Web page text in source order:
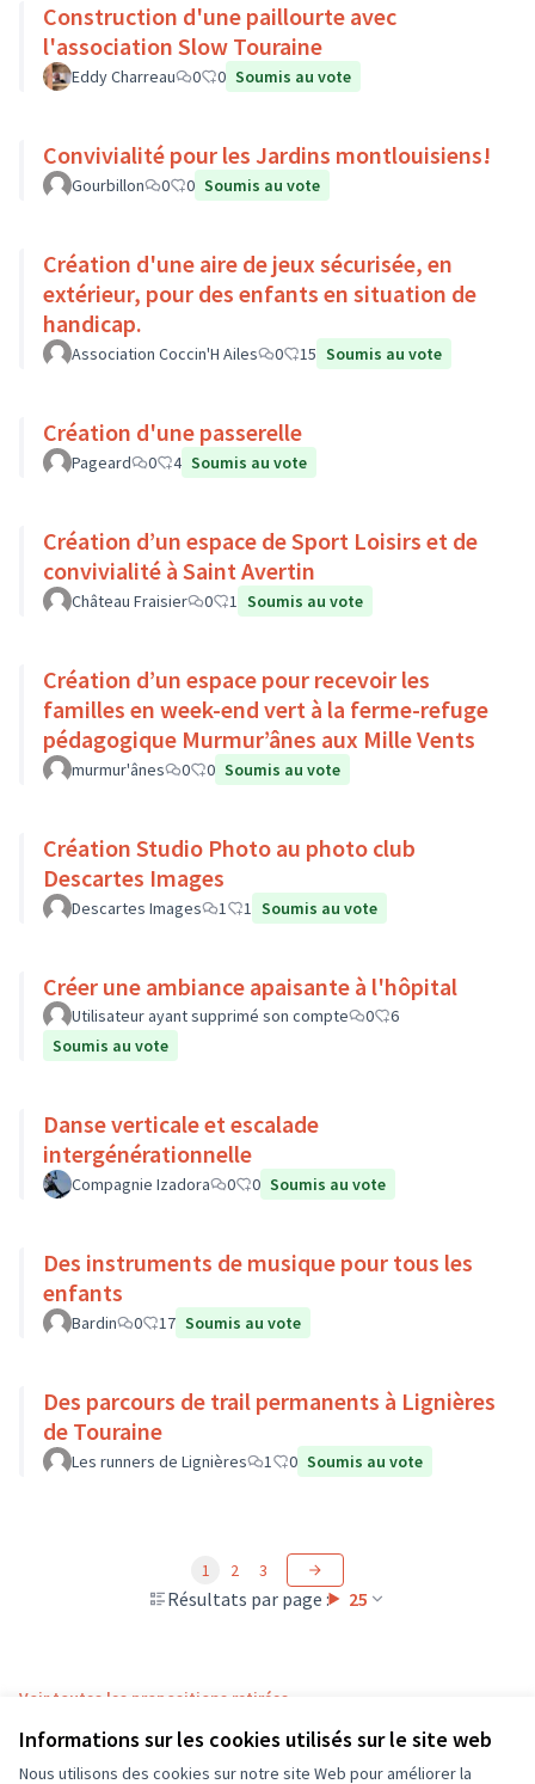
Informations sur les cookies utilisés sur le site web
Nous utilisons des cookies sur notre site Web pour améliorer la
Construction d'une paillourte avec
l'association Slow Touraine
Eddy Charreau 0 0 Soumis au vote
Convivialité pour les Jardins montlouisiens!
Gourbillon 0 0 Soumis au vote
Création d'une aire de jeux sécurisée, en
extérieur, pour des enfants en situation de
handicap.
Association Coccin'H Ailes 0 15 Soumis au vote
Création d'une passerelle
Pageard 0 4 Soumis au vote
Création d’un espace de Sport Loisirs et de
convivialité à Saint Avertin
Château Fraisier 0 1 Soumis au vote
Création d’un espace pour recevoir les
familles en week-end vert à la ferme-refuge
pédagogique Murmur’ânes aux Mille Vents
murmur'ânes 0 0 Soumis au vote
Création Studio Photo au photo club
Descartes Images
Descartes Images 1 1 Soumis au vote
Créer une ambiance apaisante à l'hôpital
Utilisateur ayant supprimé son compte 0
6
Soumis au vote
Danse verticale et escalade
intergénérationnelle
Compagnie Izadora 0 0 Soumis au vote
Des instruments de musique pour tous les
enfants
Bardin 0 17 Soumis au vote
Des parcours de trail permanents à Lignières
de Touraine
Les runners de Lignières 1 0 Soumis au vote
Résultats par page : 25
1 2 3
Voir toutes les propositions retirées
Conditions d'utilisation